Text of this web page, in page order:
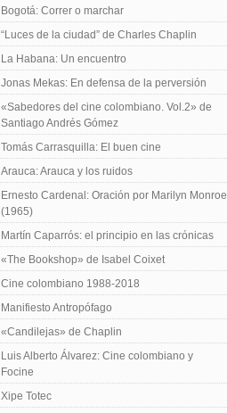
Bogotá: Correr o marchar
“Luces de la ciudad” de Charles Chaplin
La Habana: Un encuentro
Jonas Mekas: En defensa de la perversión
«Sabedores del cine colombiano. Vol.2» de
Santiago Andrés Gómez
Tomás Carrasquilla: El buen cine
Arauca: Arauca y los ruidos
Ernesto Cardenal: Oración por Marilyn Monroe
(1965)
Martín Caparrós: el principio en las crónicas
«The Bookshop» de Isabel Coixet
Cine colombiano 1988-2018
Manifiesto Antropófago
«Candilejas» de Chaplin
Luis Alberto Álvarez: Cine colombiano y
Focine
Xipe Totec